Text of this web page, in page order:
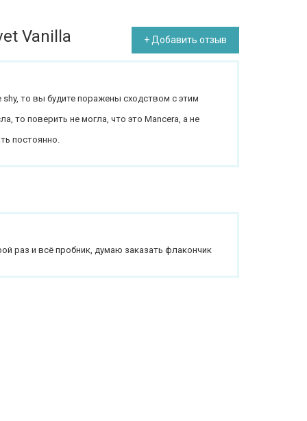
Vanilla + Добавить отзыв
shy, то вы будите поражены сходством с этим
то поверить не могла, что это Mancera, а не
постоянно.
раз и всё пробник, думаю заказать флакончик